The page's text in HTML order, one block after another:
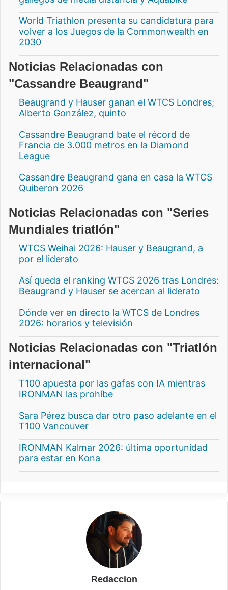
World Triathlon presenta su candidatura para
volver a los Juegos de la Commonwealth en
2030
Noticias Relacionadas con
"Cassandre Beaugrand"
Beaugrand y Hauser ganan el WTCS Londres;
Alberto González, quinto
Cassandre Beaugrand bate el récord de
Francia de 3.000 metros en la Diamond
League
Cassandre Beaugrand gana en casa la WTCS
Quiberon 2026
Noticias Relacionadas con "Series
Mundiales triatlón"
WTCS Weihai 2026: Hauser y Beaugrand, a
por el liderato
Así queda el ranking WTCS 2026 tras Londres:
Beaugrand y Hauser se acercan al liderato
Dónde ver en directo la WTCS de Londres
2026: horarios y televisión
Noticias Relacionadas con "Triatlón
internacional"
T100 apuesta por las gafas con IA mientras
IRONMAN las prohíbe
Sara Pérez busca dar otro paso adelante en el
T100 Vancouver
IRONMAN Kalmar 2026: última oportunidad
para estar en Kona
Redaccion